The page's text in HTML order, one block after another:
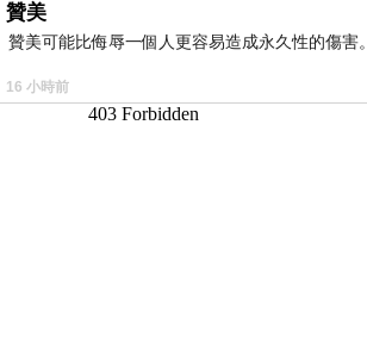
贊美
贊美可能比侮辱一個人更容易造成永久性的傷害。
16 小時前